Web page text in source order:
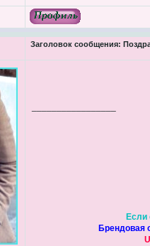
Заголовок сообщения:
Если
Брендовая